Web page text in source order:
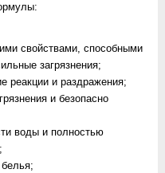
свойствами, способными
загрязнения;
реакции и раздражения;
и безопасно
воды и полностью